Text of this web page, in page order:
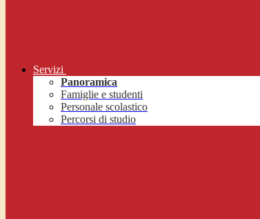
Servizi
Panoramica
Famiglie e studenti
Personale scolastico
Percorsi di studio